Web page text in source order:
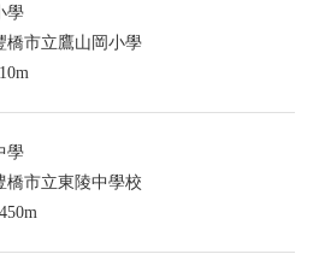
學
橋市立鷹山岡小學
學
橋市立東陵中學校